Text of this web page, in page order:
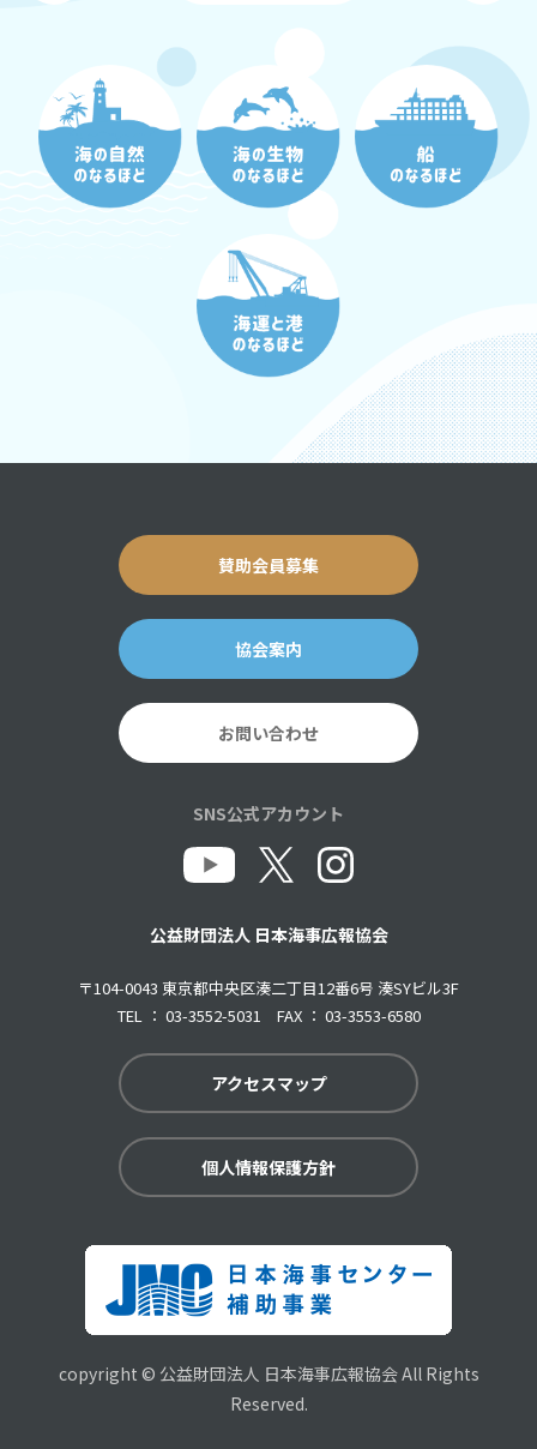
賛助会員募集
協会案内
お問い合わせ
SNS公式アカウント
公益財団法人 日本海事広報協会
〒104-0043 東京都中央区湊二丁目12番6号 湊SYビル3F
TEL ： 03-3552-5031 FAX ： 03-3553-6580
アクセスマップ
個人情報保護方針
copyright © 公益財団法人 日本海事広報協会 All Rights
Reserved.